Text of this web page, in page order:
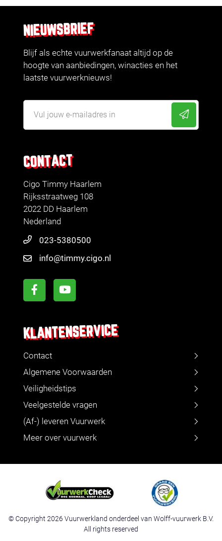
CONTACT
Cigo Timmy Haarlem
Rijksstraatweg 108
2022 DD Haarlem
Nederland
023-5380500
info@timmy.cigo.nl
KLANTENSERVICE
Contact
Algemene Voorwaarden
Veiligheidstips
Veelgestelde vragen
(Af-) leveren Vuurwerk
Meer over vuurwerk
NIEUWSBRIEF
Blijf als echte vuurwerkfanaat altijd op de
hoogte van aanbiedingen, winacties en het
laatste vuurwerknieuws!
© Copyright 2026 Vuurwerkland onderdeel van Wolff-vuurwerk B.V.
All rights reserved